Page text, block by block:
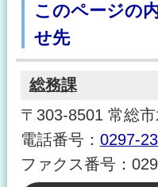
このページの
せ先
総務課
〒303-8501 常総
電話番号： 0297-
ファクス番号：